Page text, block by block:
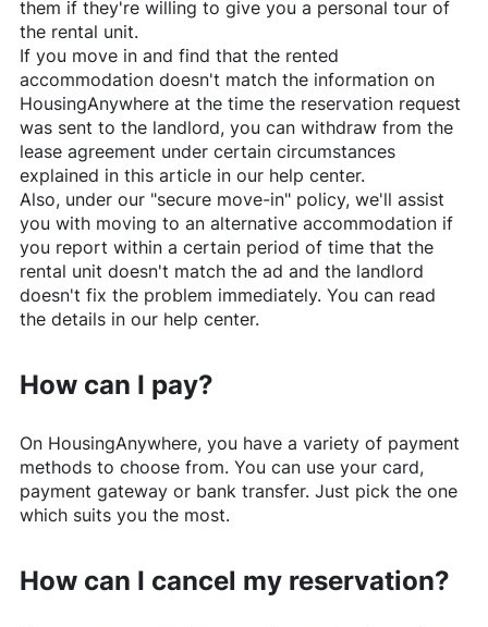
them if they're willing to give you a personal tour of
the rental unit.
If you move in and find that the rented
accommodation doesn't match the information on
HousingAnywhereat the time the reservation request
was sent to the landlord, you can withdraw from the
lease agreement under certain circumstances
explained in this article in our help center.
Also, under our "secure move-in" policy, we'll assist
you with moving to an alternative accommodation if
you report within a certain period of time that the
rental unit doesn't match the ad and the landlord
doesn't fix the problem immediately. You can read
the details in our help center.
How can I pay?
On HousingAnywhere, you have a variety of payment
methods to choose from. You can use your card,
payment gateway or bank transfer. Just pick the one
which suits you the most.
How can I cancel my reservation?